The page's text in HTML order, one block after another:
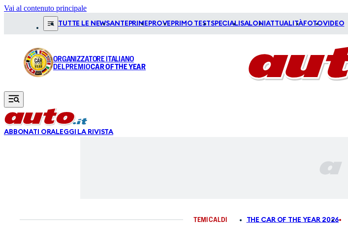
Vai al contenuto principale
TUTTE LE NEWSANTEPRIME PROVE PRIMO TESTSPECIALI SALONI ATTUALITÀFOTOVIDEO
ORGANIZZATORE ITALIANO
DEL PREMIOCAR OF THE YEAR
ABBONATI ORALEGGI LA RIVISTA
TEMI CALDI THE CAR OF THE YEAR 2026